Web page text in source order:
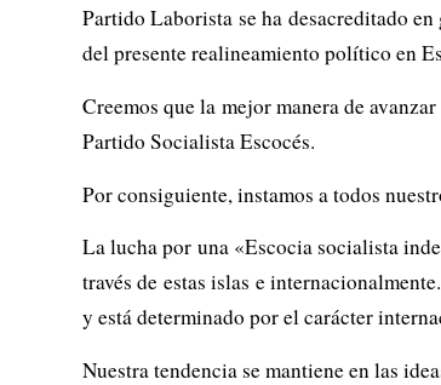
Partido Laborista se ha desacreditado
del presente realineamiento político en
Creemos que la mejor manera de
Partido Socialista Escocés.
Por consiguiente, instamos a todos
La lucha por una «Escocia socialista
través de estas islas e
y está determinado por el carácter
Nuestra tendencia se mantiene en las